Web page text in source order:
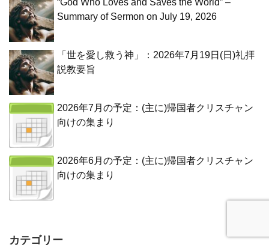
“God Who Loves and Saves the World” –
Summary of Sermon on July 19, 2026
「世を愛し救う神」：2026年7月19日(日)礼拝
説教要旨
2026年7月の予定：(主に)帰国者クリスチャン
向けの集まり
2026年6月の予定：(主に)帰国者クリスチャン
向けの集まり
カテゴリー